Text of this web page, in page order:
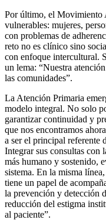
Por último, el Movimiento
vulnerables: mujeres,
con problemas de
reto no es clínico sino
con enfoque intercultural.
un lema: “Nuestra
las comunidades”.
La Atención Primaria
modelo integral. No solo
garantizar continuidad y
que nos encontramos
a ser el principal referente
Integrar sus consultas con
más humano y sostenido,
sistema. En la misma
tiene un papel de
la prevención y detección
reducción del estigma
al paciente”.